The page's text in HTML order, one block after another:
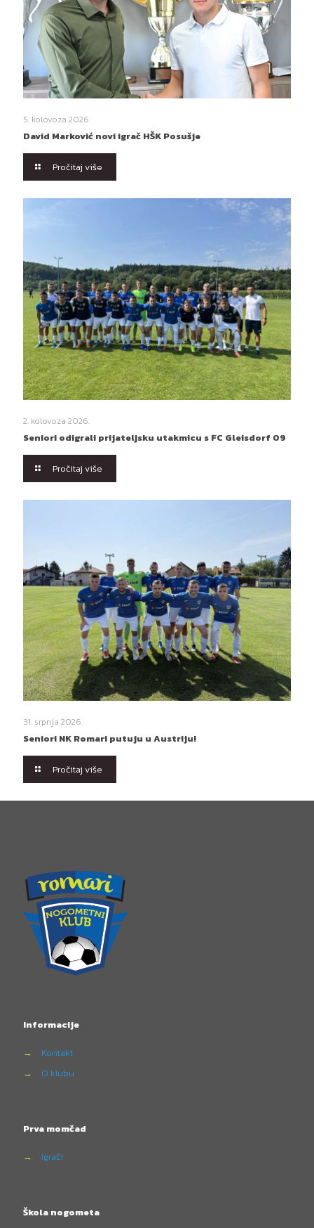
5. kolovoza 2026.
David Marković novi igrač HŠK Posušje
Pročitaj više
2. kolovoza 2026.
Seniori odigrali prijateljsku utakmicu s FC Gleisdorf 09
Pročitaj više
31. srpnja 2026.
Seniori NK Romari putuju u Austriju!
Pročitaj više
Informacije
→
Kontakt
→
O klubu
Prva momčad
→ Igrači
Škola nogometa